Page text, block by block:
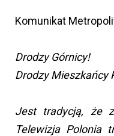
Komunikat
Drodzy Górnicy!
Drodzy Mieszkańcy
Jest tradycją, że
Telewizja Polonia